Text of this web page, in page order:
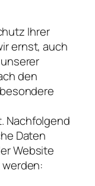
Ihrer
ernst, auch
den
Nachfolgend
Daten
Website